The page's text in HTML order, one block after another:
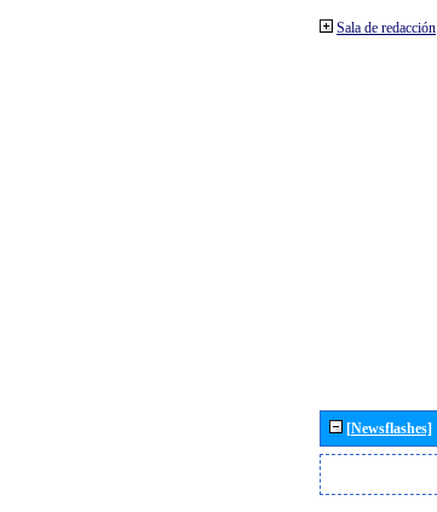
Sala de redacción
[Newsflashes]